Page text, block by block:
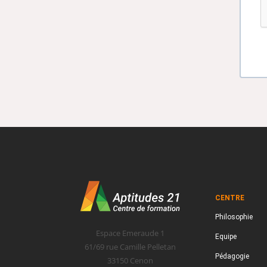
Espace Emeraude 1
61/69 rue Camille Pelletan
33150 Cenon
CENTRE
Philosophie
Equipe
Pédagogie